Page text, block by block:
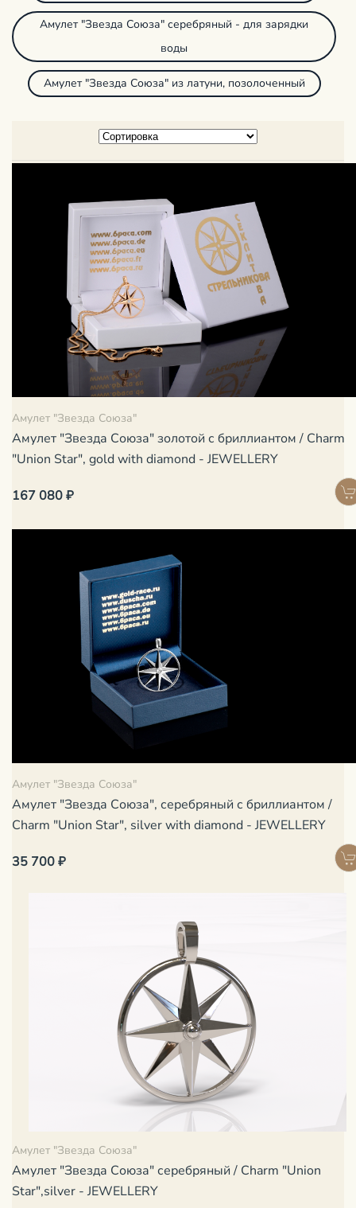
Амулет "Звезда Союза" серебряный - для зарядки
воды
Амулет "Звезда Союза" из латуни, позолоченный
Амулет "Звезда Союза"
Амулет "Звезда Союза" золотой с бриллиантом / Charm
"Union Star", gold with diamond - JEWELLERY
167 080 ₽
Амулет "Звезда Союза"
Амулет "Звезда Союза", серебряный с бриллиантом /
Charm "Union Star", silver with diamond - JEWELLERY
35 700 ₽
Амулет "Звезда Союза"
Амулет "Звезда Союза" серебряный / Charm "Union
Star",silver - JEWELLERY